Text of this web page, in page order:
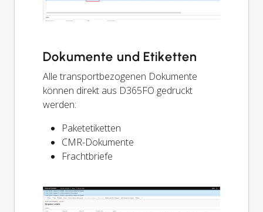
Dokumente und Etiketten
Alle transportbezogenen Dokumente
können direkt aus D365FO gedruckt
werden:
Paketetiketten
CMR-Dokumente
Frachtbriefe